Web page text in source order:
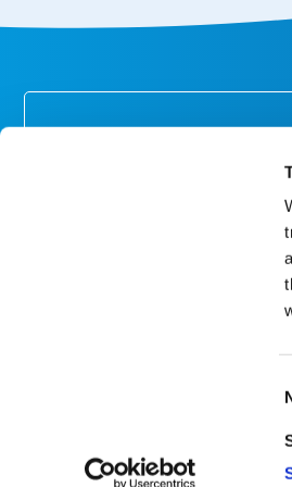
Recibe un 10% de descuento
En nuestra declaración de privacidad,
Copyright 1998 – 2026 CureTape